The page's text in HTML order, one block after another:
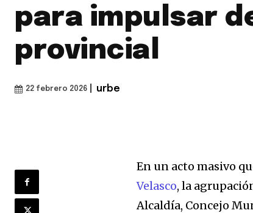
para impulsar
provincial
22 febrero 2026 urbe
En un acto masivo
Velasco, la
Alcaldía, Concejo